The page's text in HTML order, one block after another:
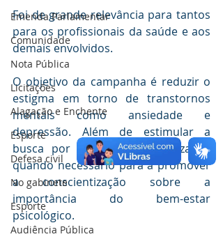
Emenda Parlamentar
Comunidade
Nota Pública
Licitações
Alagação e Enchente
Esporte
Defesa civil
No gabinete
Esporte
Audiência Pública
Foi de grande relevância para tantos
para os profissionais da saúde e aos
demais envolvidos.
O objetivo da campanha é reduzir o
estigma em torno de transtornos
mentais como ansiedade e
depressão. Além de estimular a
busca por cuidados especializados
quando necessário para a promover
a conscientização sobre a
importância do bem-estar
psicológico.